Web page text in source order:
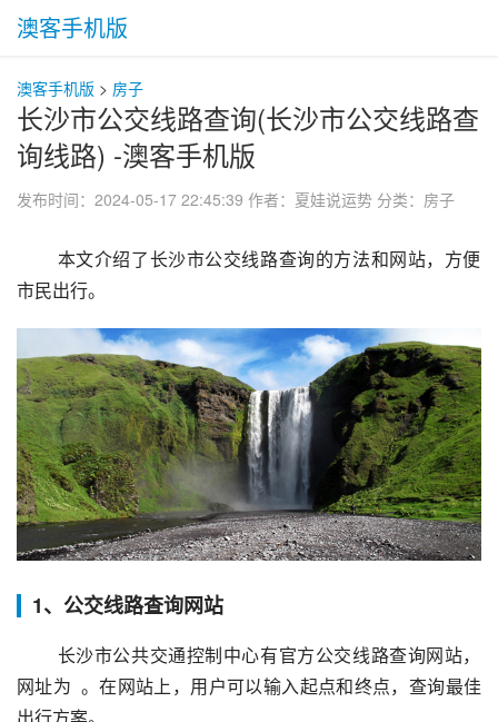
澳客手机版
澳客手机版 > 房子
长沙市公交线路查询(长沙市公交线路查
询线路) -澳客手机版
发布时间：2024-05-17 22:45:39 作者：夏娃说运势 分类： 房子
市民出行。
1、公交线路查询网站
网址为  。在网站上，用户可以输入起点和终点，查询最佳